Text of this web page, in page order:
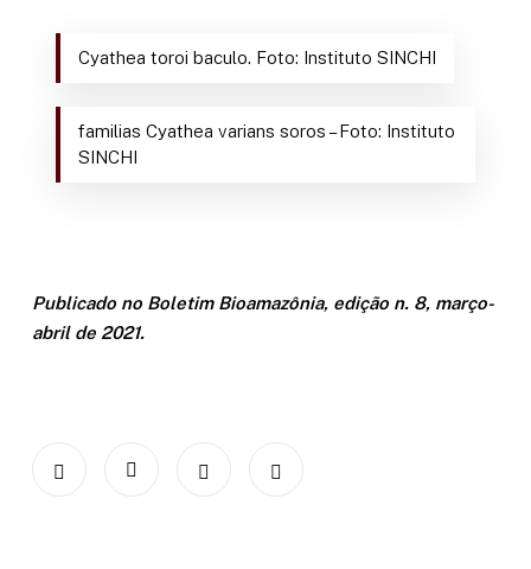
Cyathea toroi baculo. Foto: Instituto SINCHI
familias Cyathea varians soros – Foto: Instituto
SINCHI
Publicado no Boletim Bioamazônia, edição n. 8, março-
abril de 2021.